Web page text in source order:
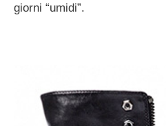
giorni “umidi”.